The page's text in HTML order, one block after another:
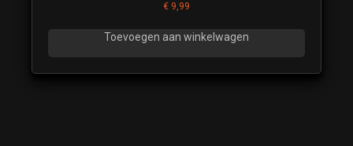
€ 9,99
Toevoegen aan winkelwagen